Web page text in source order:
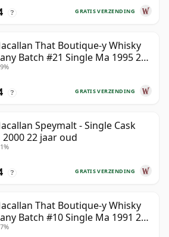
GRATIS VERZENDING
?
That Boutique-y Whisky
Batch #21 Single Ma 1995 24
GRATIS VERZENDING
?
Speymalt - Single Cask
2000 22 jaar oud
GRATIS VERZENDING
?
That Boutique-y Whisky
Batch #10 Single Ma 1991 26